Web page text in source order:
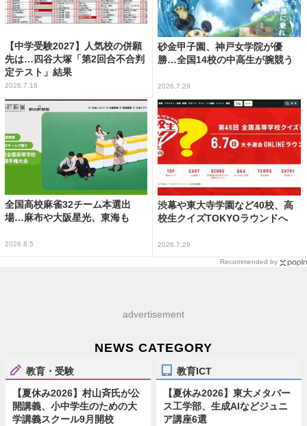
【中学受験2027】人気校の併願
先は…四谷大塚「第2回合不合判
定テスト」結果
2026.7.16
砂金甲子園、神戸女学院が優
勝…全国14校の中高生が腕競う
2026.7.29
全国高校麻雀32チーム本選出
場…麻布や大阪星光、東海も
2026.8.5
渋幕や東大寺学園など40校、高
校生クイズTOKYOラウンドへ
2026.7.29
Recommended by
advertisement
NEWS CATEGORY
教育・受験
【夏休み2026】村山斉氏が公
開講義、小中学生のための大
学講義スクール9月開校
教育ICT
【夏休み2026】東大メタバー
ス工学部、生成AIなどジュニ
ア講座6選